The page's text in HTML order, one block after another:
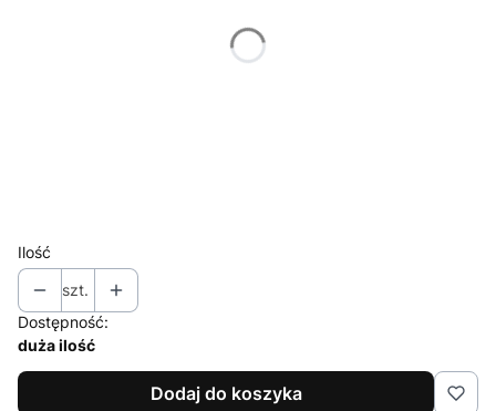
Ilość
szt.
Dostępność:
duża ilość
Dodaj do koszyka